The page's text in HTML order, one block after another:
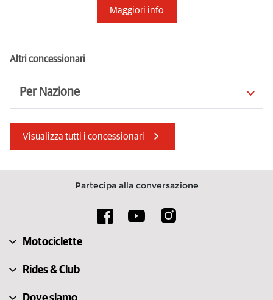
Maggiori info
Altri concessionari
Per Nazione
Cechia
Emirati Arabi Uniti
Ungheria
Visualizza tutti i concessionari
Partecipa alla conversazione
Motociclette
Rides & Club